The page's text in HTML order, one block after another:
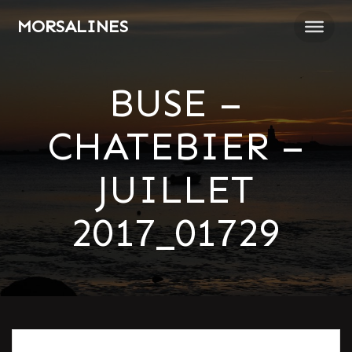
Passer
au
MORSALINES
BUSE –
CHATEBIER –
JUILLET
2017_01729